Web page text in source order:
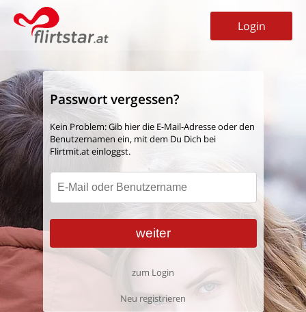
Login
Passwort vergessen?
Kein Problem: Gib hier die E-Mail-Adresse oder den
Benutzernamen ein, mit dem Du Dich bei
Flirtmit.at einloggst.
zum Login
Neu registrieren